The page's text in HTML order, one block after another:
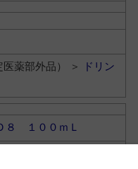
薬部外品） ＞
ドリン
８ １００ｍＬ